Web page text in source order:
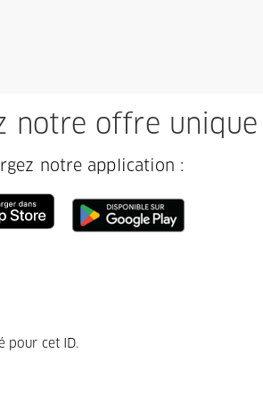
notre offre unique
notre application :
pour cet ID.